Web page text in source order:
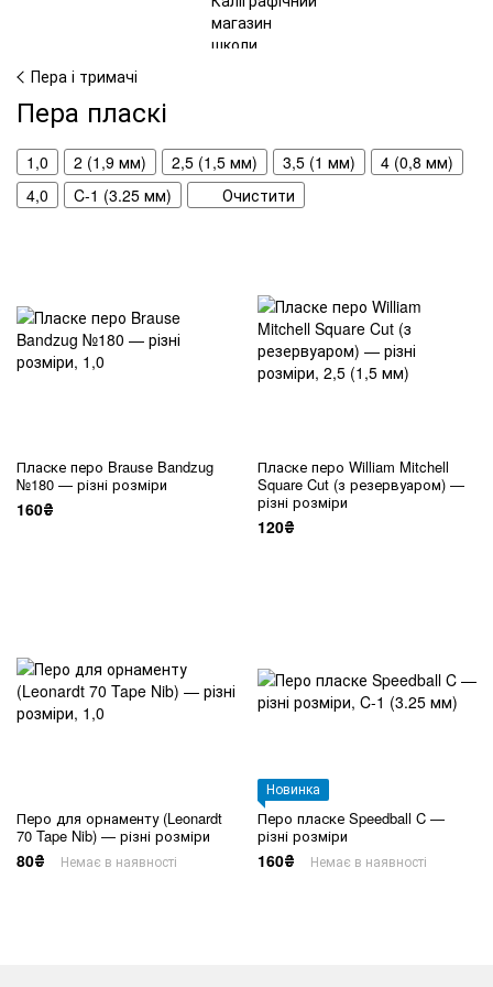
Пера і тримачі
Пера пласкі
1,0 2 (1,9 мм) 2,5 (1,5 мм) 3,5 (1 мм)
4 (0,8 мм)
4,0
C-1 (3.25 мм) Очистити
Пласке перо Brause Bandzug
№180 — різні розміри
160₴
Пласке перо William Mitchell
Square Cut (з резервуаром) —
різні розміри
120₴
Перо для орнаменту (Leonardt
70 Tape Nib) — різні розміри
80₴ Немає в наявності
Новинка
Перо пласке Speedball C —
різні розміри
160₴ Немає в наявності